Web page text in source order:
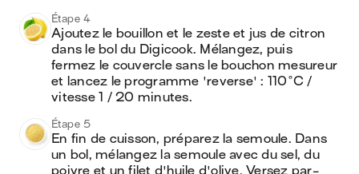
Étape 4
Ajoutez le bouillon et le zeste et jus de citron
dans le bol du Digicook. Mélangez, puis
fermez le couvercle sans le bouchon mesureur
et lancez le programme 'reverse' : 110°C /
vitesse 1 / 20 minutes.
Étape 5
En fin de cuisson, préparez la semoule. Dans
un bol, mélangez la semoule avec du sel, du
poivre et un filet d'huile d'olive. Versez par-